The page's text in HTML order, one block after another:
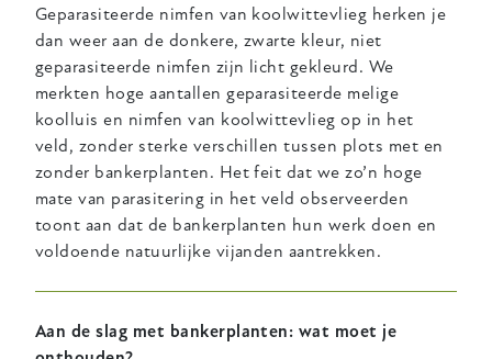
Geparasiteerde nimfen van koolwittevlieg herken je
dan weer aan de donkere, zwarte kleur, niet
geparasiteerde nimfen zijn licht gekleurd. We
merkten hoge aantallen geparasiteerde melige
koolluis en nimfen van koolwittevlieg op in het
veld, zonder sterke verschillen tussen plots met en
zonder bankerplanten. Het feit dat we zo’n hoge
mate van parasitering in het veld observeerden
toont aan dat de bankerplanten hun werk doen en
voldoende natuurlijke vijanden aantrekken.
Aan de slag met bankerplanten: wat moet je